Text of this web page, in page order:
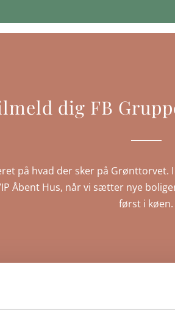
dig FB
på hvad der sker på Grønttorvet.
Åbent Hus, når vi sætter nye
først i køen.